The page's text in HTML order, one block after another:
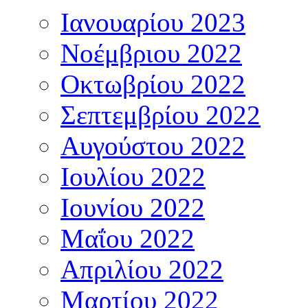
Ιανουαρίου 2023
Νοέμβριου 2022
Οκτωβρίου 2022
Σεπτεμβρίου 2022
Αυγούστου 2022
Ιουλίου 2022
Ιουνίου 2022
Μαΐου 2022
Απριλίου 2022
Μαρτίου 2022